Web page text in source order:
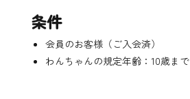
条件
会員のお客様（ご入会済）
わんちゃんの規定年齢：10歳まで